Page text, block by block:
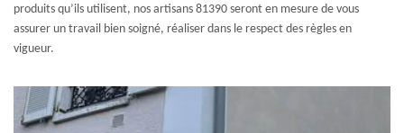
produits qu’ils utilisent, nos artisans 81390 seront en mesure de vous
assurer un travail bien soigné, réaliser dans le respect des règles en
vigueur.